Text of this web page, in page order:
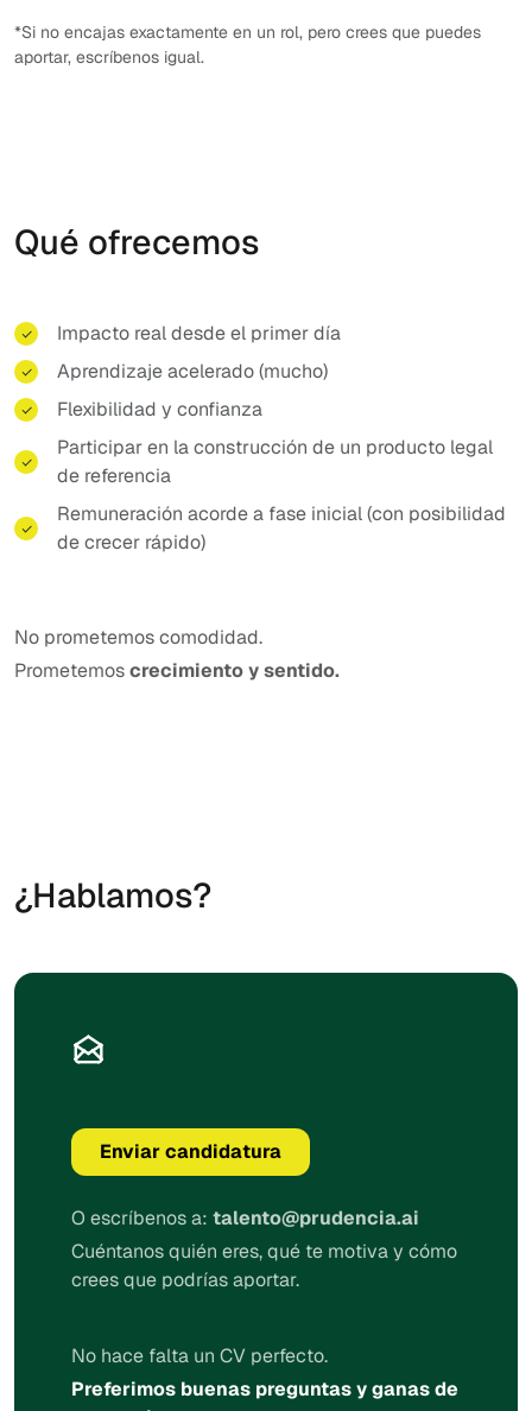
*Si no encajas exactamente en un rol, pero crees que puedes
aportar, escríbenos igual.
Qué ofrecemos
Impacto real desde el primer día
Aprendizaje acelerado (mucho)
Flexibilidad y confianza
Participar en la construcción de un producto legal
de referencia
Remuneración acorde a fase inicial (con posibilidad
de crecer rápido)
No prometemos comodidad.
Prometemoscrecimiento y sentido.
¿Hablamos?
Enviar candidatura
O escríbenos a: talento@prudencia.ai
Cuéntanos quién eres, qué te motiva y cómo
crees que podrías aportar.
No hace falta un CV perfecto.
Preferimos buenas preguntas y ganas de